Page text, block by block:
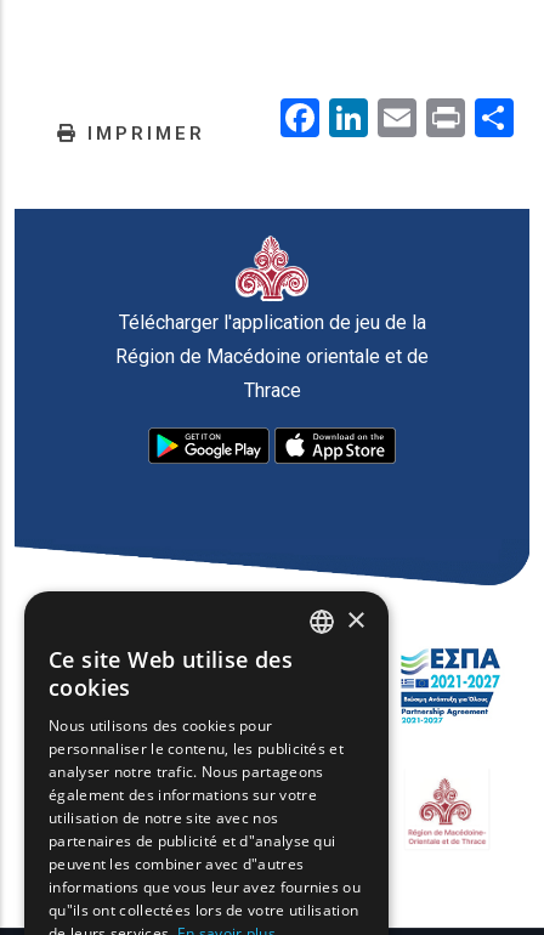
IMPRIMER Facebook
LinkedIn
EmailPrint
Télécharger l'application de jeu de la
Région de Macédoine orientale et de
Thrace
FRENCH
BULGARIAN
GERMAN
ROMANIAN
TURKISH
×
Ce site Web utilise des
cookies
Nous utilisons des cookies pour
personnaliser le contenu, les publicités et
analyser notre trafic. Nous partageons
également des informations sur votre
utilisation de notre site avec nos
partenaires de publicité et d"analyse qui
peuvent les combiner avec d"autres
informations que vous leur avez fournies ou
qu"ils ont collectées lors de votre utilisation